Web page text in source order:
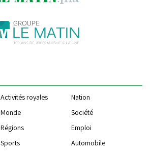
Activités royales
Nation
Monde
Société
Régions
Emploi
Sports
Automobile